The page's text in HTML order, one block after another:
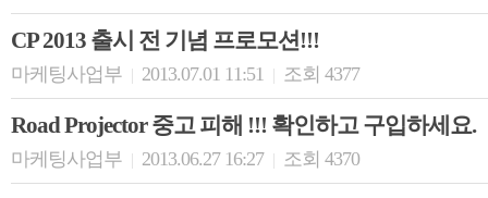
CP 2013 출시 전 기념 프로모션!!!
마케팅사업부 | 2013.07.01 11:51 | 조회 4377
Road Projector 중고 피해 !!! 확인하고 구입하세요.
마케팅사업부 | 2013.06.27 16:27 | 조회 4370